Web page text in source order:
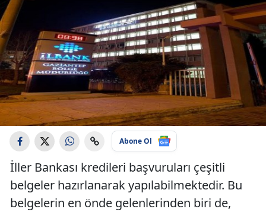
Abone Ol
İller Bankası kredileri başvuruları çeşitli
belgeler hazırlanarak yapılabilmektedir. Bu
belgelerin en önde gelenlerinden biri de,